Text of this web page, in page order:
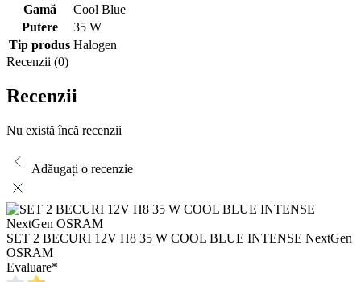
Gamă
Cool Blue
Putere
35 W
Tip produs Halogen
Recenzii (0)
Recenzii
Nu există încă recenzii
Adăugați o recenzie
SET 2 BECURI 12V H8 35 W COOL BLUE INTENSE NextGen
OSRAM
Evaluare*